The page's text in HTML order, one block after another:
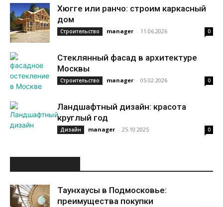
Хюгге или ранчо: строим каркасный
дом
Строительство manager - 11.06.2026 0
Стеклянный фасад в архитектуре
Москвы
Строительство manager - 05.02.2026 0
Ландшафтный дизайн: красота
круглый год
Дизайн manager - 25.10.2025 0
Таунхаусы в Подмосковье:
преимущества покупки